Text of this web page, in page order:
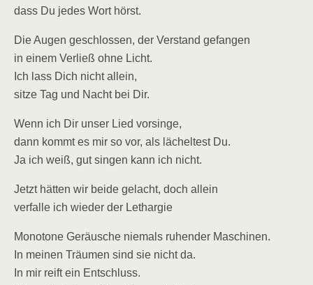
dass Du jedes Wort hörst.
Die Augen geschlossen, der Verstand gefangen
in einem Verließ ohne Licht.
Ich lass Dich nicht allein,
sitze Tag und Nacht bei Dir.
Wenn ich Dir unser Lied vorsinge,
dann kommt es mir so vor, als lächeltest Du.
Ja ich weiß, gut singen kann ich nicht.
Jetzt hätten wir beide gelacht, doch allein
verfalle ich wieder der Lethargie
Monotone Geräusche niemals ruhender Maschinen.
In meinen Träumen sind sie nicht da.
In mir reift ein Entschluss.